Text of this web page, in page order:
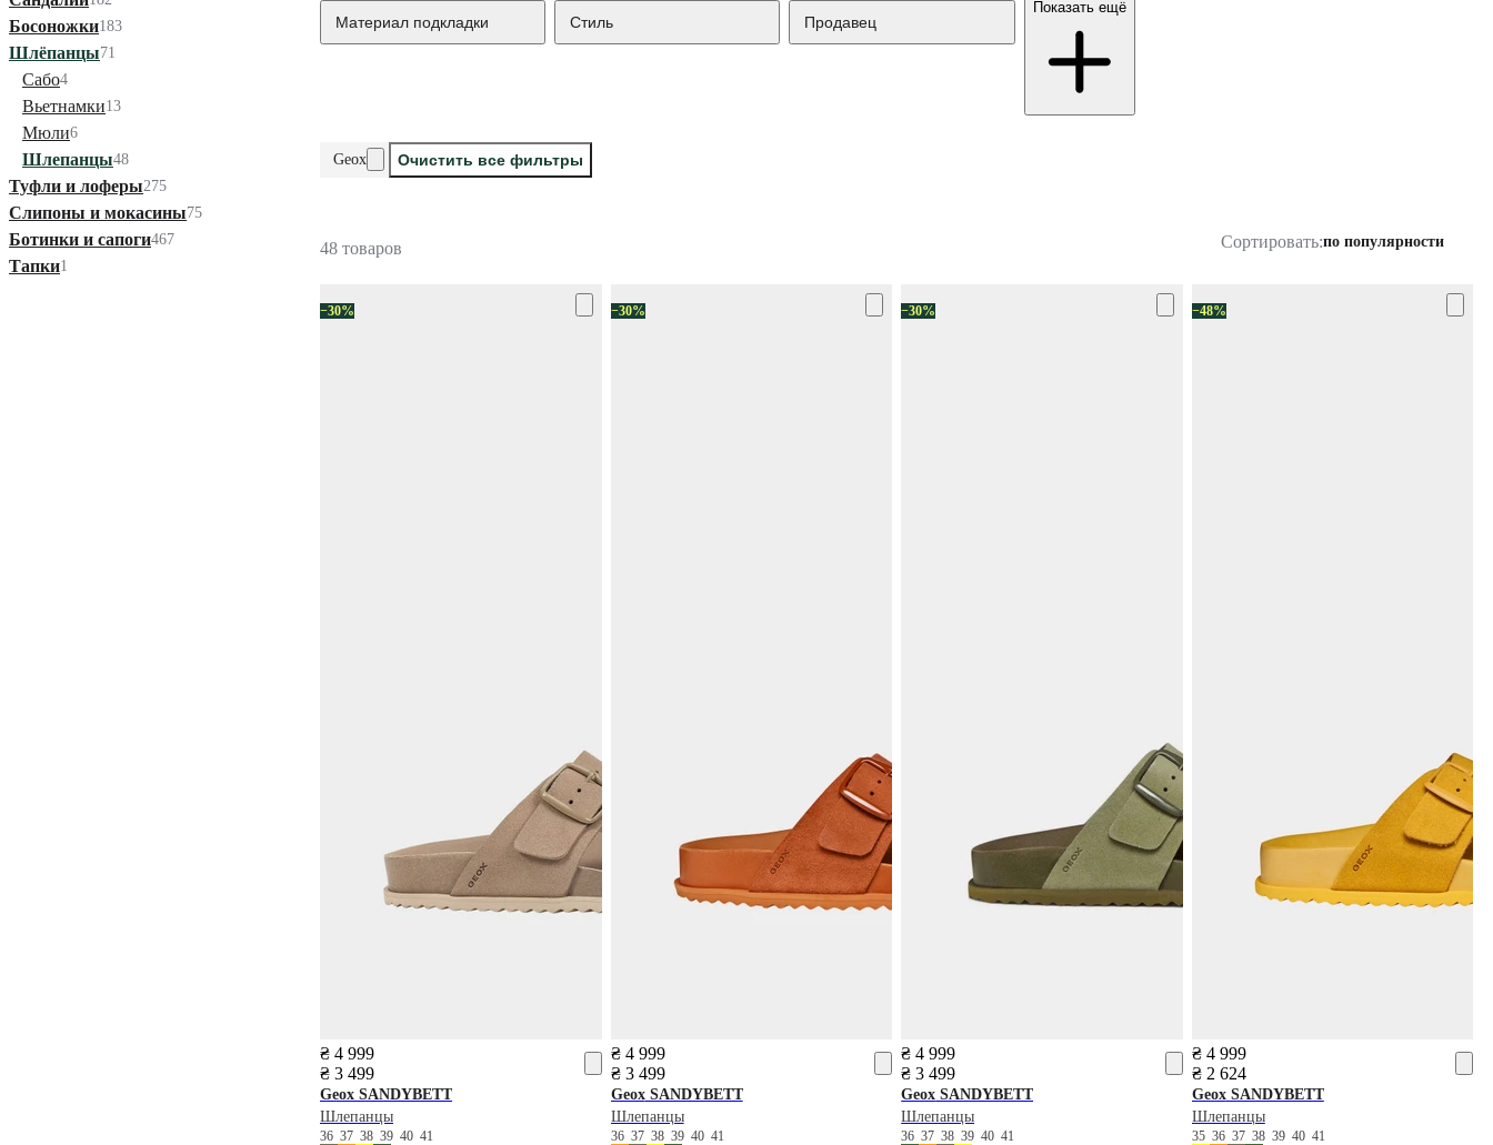
Босоножки183
Шлёпанцы71
Сабо4
Вьетнамки13
Мюли6
Шлепанцы48
Туфли и лоферы275
Слипоны и мокасины75
Ботинки и сапоги467
Тапки1
Материал подкладки Стиль Продавец
Показать ещё
Geox Очистить все фильтры
48 товаров Сортировать:по популярности
−30%
₴ 4 999
₴ 3 499
Geox SANDYBETT
Шлепанцы
36 37 38 39 40 41
−30%
₴ 4 999
₴ 3 499
GeoxSANDYBETT
Шлепанцы
36 37 38 39 40 41
−30%
₴ 4 999
₴ 3 499
Geox SANDYBETT
Шлепанцы
363738394041
−48%
₴ 4 999
₴ 2 624
GeoxSANDYBETT
Шлепанцы
35 36 37 38 39 40 41